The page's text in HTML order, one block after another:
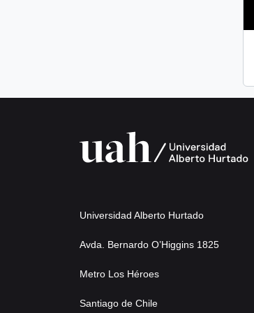
Universidad Alberto Hurtado
Avda. Bernardo O’Higgins 1825
Metro Los Héroes
Santiago de Chile